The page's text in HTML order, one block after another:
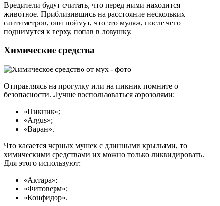
Вредители будут считать, что перед ними находится
животное. Приблизившись на расстояние нескольких
сантиметров, они поймут, что это муляж, после чего
поднимутся к верху, попав в ловушку.
Химические средства
Отправляясь на прогулку или на пикник помните о
безопасности. Лучше воспользоваться аэрозолями:
«Пикник»;
«Argus»;
«Варан».
Что касается черных мушек с длинными крыльями, то
химическими средствами их можно только ликвидировать.
Для этого используют:
«Актара»;
«Фитоверм»;
«Конфидор».